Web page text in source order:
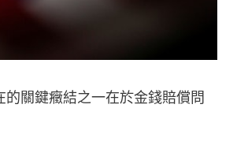
關鍵癥結之一在於金錢賠償問